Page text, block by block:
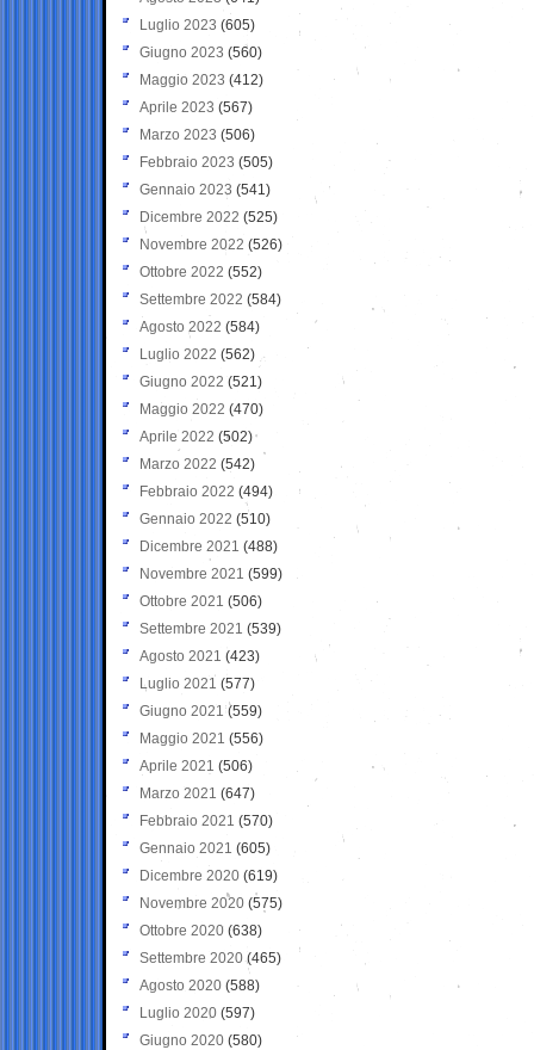
Luglio 2023 (605)
Giugno 2023 (560)
Maggio 2023 (412)
Aprile 2023 (567)
Marzo 2023 (506)
Febbraio 2023 (505)
Gennaio 2023 (541)
Dicembre 2022 (525)
Novembre 2022 (526)
Ottobre 2022 (552)
Settembre 2022 (584)
Agosto 2022 (584)
Luglio 2022 (562)
Giugno 2022 (521)
Maggio 2022 (470)
Aprile 2022 (502)
Marzo 2022 (542)
Febbraio 2022 (494)
Gennaio 2022 (510)
Dicembre 2021 (488)
Novembre 2021 (599)
Ottobre 2021 (506)
Settembre 2021 (539)
Agosto 2021 (423)
Luglio 2021 (577)
Giugno 2021(559)
Maggio 2021 (556)
Aprile 2021 (506)
Marzo 2021 (647)
Febbraio 2021 (570)
Gennaio 2021 (605)
Dicembre 2020 (619)
Novembre 2020 (575)
Ottobre 2020 (638)
Settembre 2020(465)
Agosto 2020 (588)
Luglio 2020 (597)
Giugno 2020 (580)